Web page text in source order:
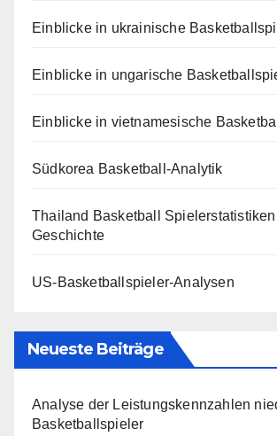
Einblicke in ukrainische
Einblicke in ungarische
Einblicke in vietnamesische
Südkorea Basketball-Analytik
Thailand Basketball Spielerstatistiken
Geschichte
US-Basketballspieler-Analysen
Neueste Beiträge
Analyse der Leistungskennzahlen
Basketballspieler